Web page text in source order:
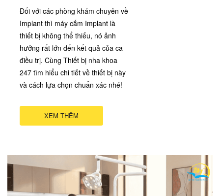
Đối với các phòng khám chuyên về
Implant thì máy cắm Implant là
thiết bị không thể thiếu, nó ảnh
hưởng rất lớn đến kết quả của ca
điều trị. Cùng Thiết bị nha khoa
247 tìm hiểu chi tiết về thiết bị này
và cách lựa chọn chuẩn xác nhé!
XEM THÊM